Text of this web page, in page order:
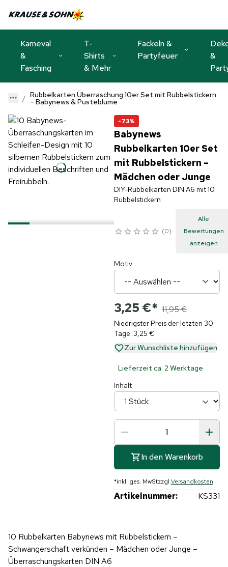
Karneval
&
Fasching
T-
Shirts
& Mehr
Fackeln &
Partyfeuer
&
Rubbelkarten Überraschung 10er Set mit Rubbelstickern
– Babynews & Pusteblume
-73%
Babynews
Rubbelkarten 10er Set
mit Rubbelstickern –
Mädchen oder Junge
DIY-Rubbelkarten DIN A6 mit 10
Rubbelstickern
0
Alle
Bewertungen
anzeigen
Motiv
3,25 €* 11,95 €
Niedrigster Preis der letzten 30
Tage: 3,25 €
Zur Wunschliste hinzufügen
Lieferzeit ca. 2 Werktage
Inhalt
In den Warenkorb
*inkl. ges. MwStzzgl.Versandkosten
Artikelnummer: KS331
10 Rubbelkarten Babynews mit Rubbelstickern –
Schwangerschaft verkünden – Mädchen oder Junge –
Überraschungskarten DIN A6